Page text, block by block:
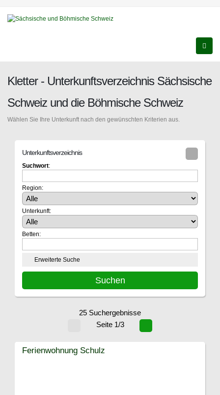
Kletter - Unterkunftsverzeichnis Sächsische
Schweiz und die Böhmische Schweiz
Wählen Sie Ihre Unterkunft nach den gewünschten Kriterien aus.
Unterkunftsverzeichnis
Suchwort:
Region:
Unterkunft:
Betten:
Erweiterte Suche
25 Suchergebnisse
Seite 1/3
Ferienwohnung Schulz